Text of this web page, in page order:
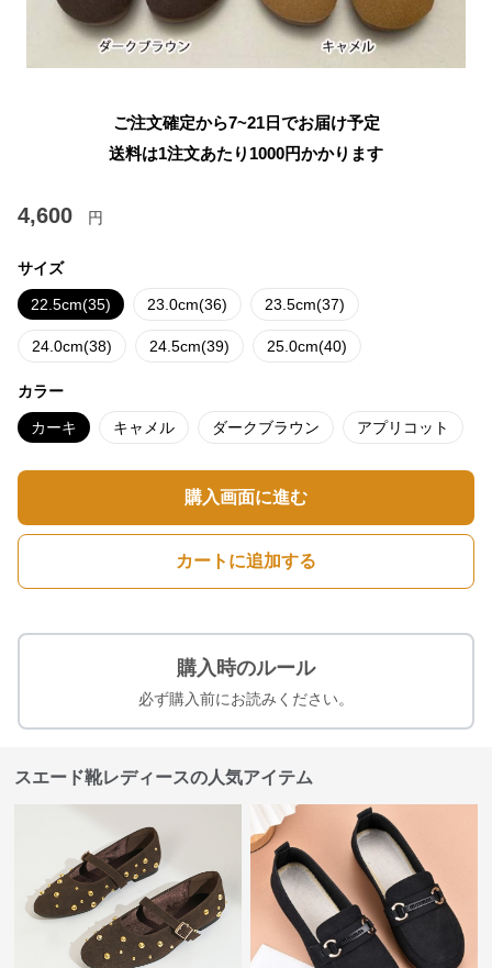
ご注文確定から7~21日でお届け予定
送料は1注文あたり 1000円かかります
4,600 円
サイズ
22.5cm(35) 23.0cm(36) 23.5cm(37)
24.0cm(38) 24.5cm(39) 25.0cm(40)
カラー
カーキ キャメル ダークブラウン アプリコット
購入画面に進む
カートに追加する
購入時のルール
必ず購入前にお読みください。
スエード靴レディースの人気アイテム